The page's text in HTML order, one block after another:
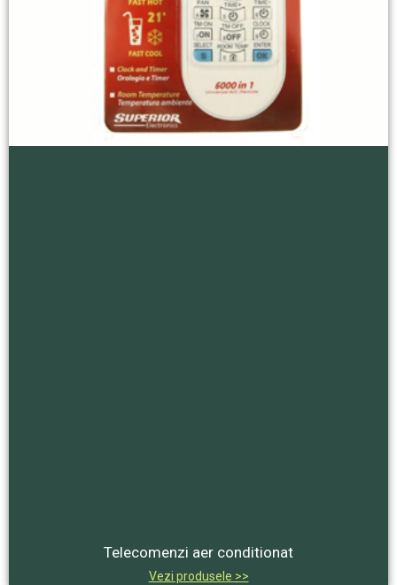
Telecomenzi aer conditionat
Vezi produsele >>